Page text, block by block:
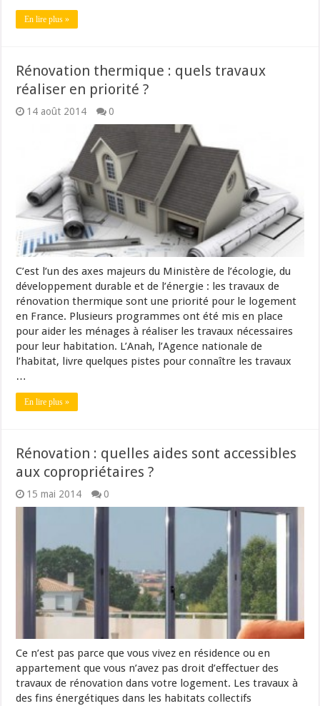
En lire plus »
Rénovation thermique : quels travaux
réaliser en priorité ?
14 août 2014 0
C’est l’un des axes majeurs du Ministère de l’écologie, du
développement durable et de l’énergie : les travaux de
rénovation thermique sont une priorité pour le logement
en France. Plusieurs programmes ont été mis en place
pour aider les ménages à réaliser les travaux nécessaires
pour leur habitation. L’Anah, l’Agence nationale de
l’habitat, livre quelques pistes pour connaître les travaux
…
En lire plus »
Rénovation : quelles aides sont accessibles
aux copropriétaires ?
15 mai 2014 0
Ce n’est pas parce que vous vivez en résidence ou en
appartement que vous n’avez pas droit d’effectuer des
travaux de rénovation dans votre logement. Les travaux à
des fins énergétiques dans les habitats collectifs